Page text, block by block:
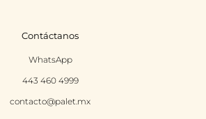
Contáctanos
WhatsApp
443 460 4999
contacto@palet.mx